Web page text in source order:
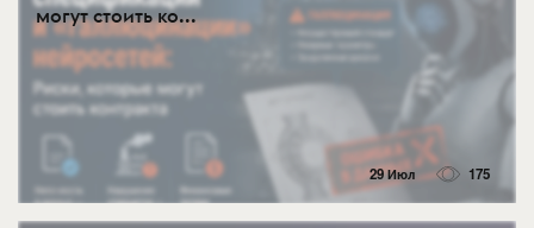
могут стоить ко...
29 Июл 175